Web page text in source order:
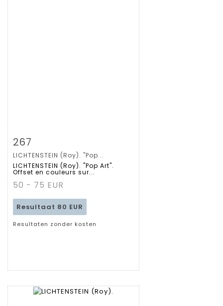
Gedetailleerde
fiche
267
LICHTENSTEIN (Roy). "Pop...
LICHTENSTEIN (Roy). "Pop Art".
Offset en couleurs sur...
50 - 75 EUR
Resultaat 80 EUR
Resultaten zonder kosten